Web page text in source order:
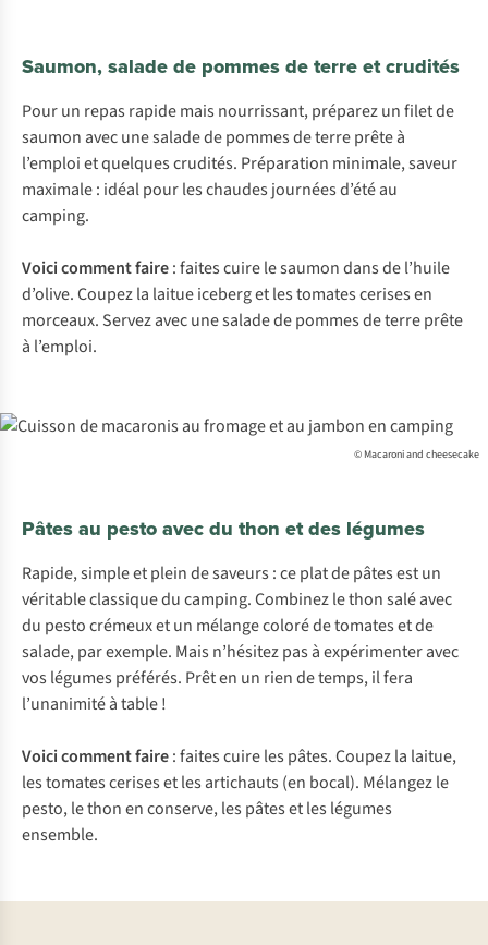
Saumon, salade de pommes de terre et crudités
Pour un repas rapide mais nourrissant, préparez un filet de
saumon avec une salade de pommes de terre prête à
l’emploi et quelques crudités. Préparation minimale, saveur
maximale : idéal pour les chaudes journées d’été au
camping.
Voici comment faire: faites cuire le saumon dans de l’huile
d’olive. Coupez la laitue iceberg et les tomates cerises en
morceaux. Servez avec une salade de pommes de terre prête
à l’emploi.
© Macaroni and cheesecake
Pâtes au pesto avec du thon et des légumes
Rapide, simple et plein de saveurs : ce plat de pâtes est un
véritable classique du camping. Combinez le thon salé avec
du pesto crémeux et un mélange coloré de tomates et de
salade, par exemple. Mais n’hésitez pas à expérimenter avec
vos légumes préférés. Prêt en un rien de temps, il fera
l’unanimité à table !
Voici comment faire: faites cuire les pâtes. Coupez la laitue,
les tomates cerises et les artichauts (en bocal). Mélangez le
pesto, le thon en conserve, les pâtes et les légumes
ensemble.